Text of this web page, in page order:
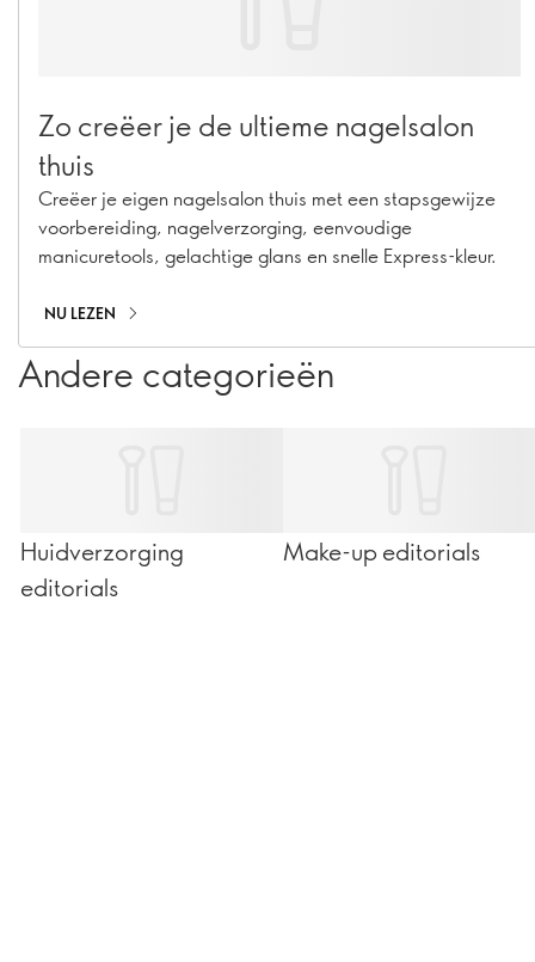
Zo creëer je de ultieme nagelsalon
thuis
Creëer je eigen nagelsalon thuis met een stapsgewijze
voorbereiding, nagelverzorging, eenvoudige
manicuretools, gelachtige glans en snelle Express-kleur.
NU LEZEN
Andere categorieën
Huidverzorging
editorials
Make-up editorials